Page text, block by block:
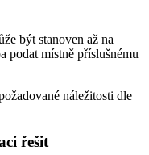
být stanoven až na
podat místně příslušnému
náležitosti dle
řešit